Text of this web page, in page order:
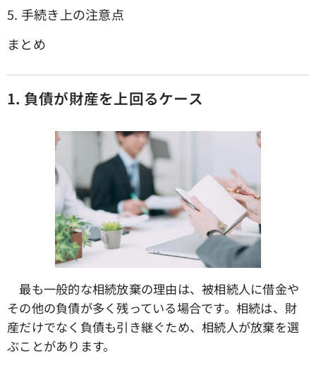
5. 手続き上の注意点
まとめ
1. 負債が財産を上回るケース
最も一般的な相続放棄の理由は、被相続人に借金や
その他の負債が多く残っている場合です。相続は、財
産だけでなく負債も引き継ぐため、相続人が放棄を選
ぶことがあります。